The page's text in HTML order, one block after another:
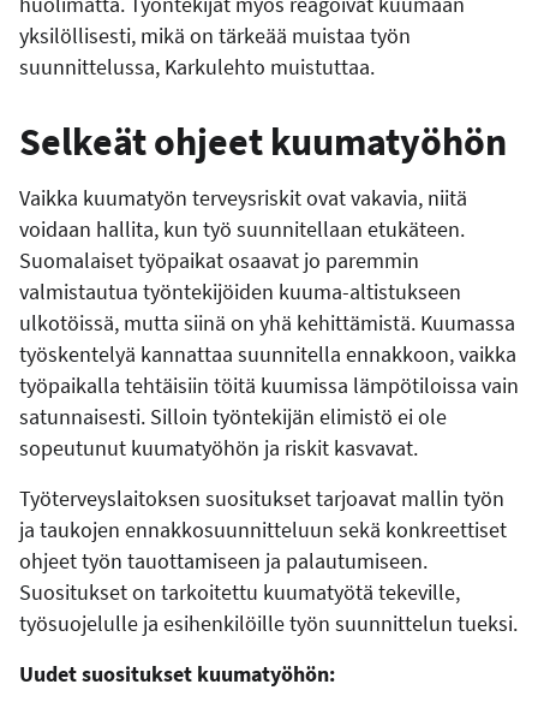
yksilöllisesti, mikä on tärkeää muistaa työn
suunnittelussa, Karkulehto muistuttaa.
Selkeät ohjeet kuumatyöhön
Vaikka kuumatyön terveysriskit ovat vakavia, niitä
voidaan hallita, kun työ suunnitellaan etukäteen.
Suomalaiset työpaikat osaavat jo paremmin
valmistautua työntekijöiden kuuma-altistukseen
ulkotöissä, mutta siinä on yhä kehittämistä. Kuumassa
työskentelyä kannattaa suunnitella ennakkoon, vaikka
työpaikalla tehtäisiin töitä kuumissa lämpötiloissa vain
satunnaisesti. Silloin työntekijän elimistö ei ole
sopeutunut kuumatyöhön ja riskit kasvavat.
Työterveyslaitoksen suositukset tarjoavat mallin työn
ja taukojen ennakkosuunnitteluun sekä konkreettiset
ohjeet työn tauottamiseen ja palautumiseen.
Suositukset on tarkoitettu kuumatyötä tekeville,
työsuojelulle ja esihenkilöille työn suunnittelun tueksi.
Uudet suositukset kuumatyöhön: